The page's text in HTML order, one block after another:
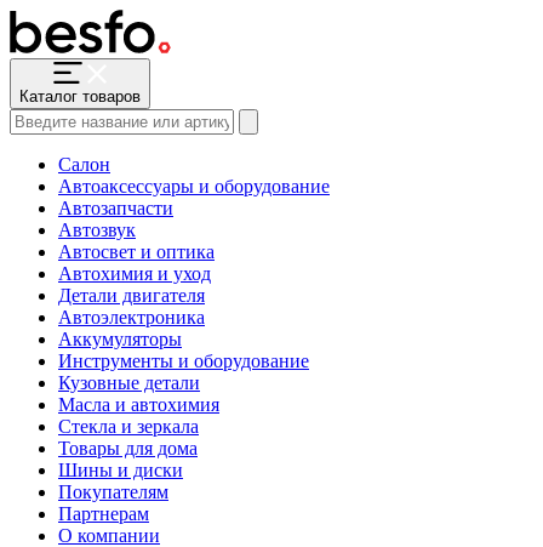
Каталог товаров
Салон
Автоаксессуары и оборудование
Автозапчасти
Автозвук
Автосвет и оптика
Автохимия и уход
Детали двигателя
Автоэлектроника
Аккумуляторы
Инструменты и оборудование
Кузовные детали
Масла и автохимия
Стекла и зеркала
Товары для дома
Шины и диски
Покупателям
Партнерам
О компании